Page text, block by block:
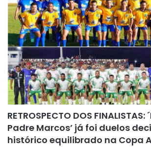
RETROSPECTO DOS
Padre Marcos’ já foi duelos
histórico equilibrado na Copa